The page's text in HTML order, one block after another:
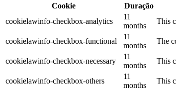
Cookie
Duração
cookielawinfo-checkbox-analytics
11
months
This
cookielawinfo-checkbox-functional
11
months
The
cookielawinfo-checkbox-necessary
11
months
This
cookielawinfo-checkbox-others
11
months
This